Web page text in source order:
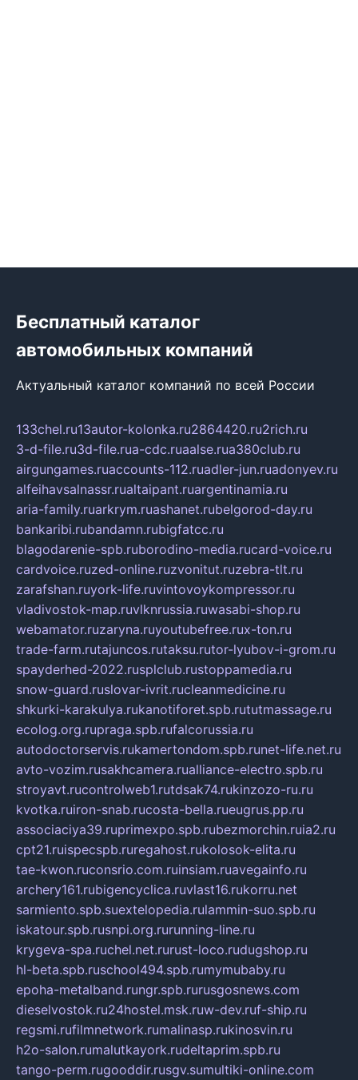
Бесплатный каталог
автомобильных компаний
Актуальный каталог компаний по всей России
133chel.ru13autor-kolonka.ru2864420.ru2rich.ru
3-d-file.ru3d-file.rua-cdc.ruaalse.rua380club.ru
airgungames.ruaccounts-112.ruadler-jun.ruadonyev.ru
alfeihavsalnassr.rualtaipant.ruargentinamia.ru
aria-family.ruarkrym.ruashanet.rubelgorod-day.ru
bankaribi.rubandamn.rubigfatcc.ru
blagodarenie-spb.ruborodino-media.rucard-voice.ru
cardvoice.ruzed-online.ruzvonitut.ruzebra-tlt.ru
zarafshan.ruyork-life.ruvintovoykompressor.ru
vladivostok-map.ruvlknrussia.ruwasabi-shop.ru
webamator.ruzaryna.ruyoutubefree.rux-ton.ru
trade-farm.rutajuncos.rutaksu.rutor-lyubov-i-grom.ru
spayderhed-2022.rusplclub.rustoppamedia.ru
snow-guard.ruslovar-ivrit.rucleanmedicine.ru
shkurki-karakulya.rukanotiforet.spb.rututmassage.ru
ecolog.org.rupraga.spb.rufalcorussia.ru
autodoctorservis.rukamertondom.spb.runet-life.net.ru
avto-vozim.rusakhcamera.rualliance-electro.spb.ru
stroyavt.rucontrolweb1.rutdsak74.rukinzozo-ru.ru
kvotka.ruiron-snab.rucosta-bella.rueugrus.pp.ru
associaciya39.ruprimexpo.spb.rubezmorchin.ruia2.ru
cpt21.ruispecspb.ruregahost.rukolosok-elita.ru
tae-kwon.ruconsrio.com.ruinsiam.ruavegainfo.ru
archery161.rubigencyclica.ruvlast16.rukorru.net
sarmiento.spb.suextelopedia.rulammin-suo.spb.ru
iskatour.spb.rusnpi.org.rurunning-line.ru
krygeva-spa.ruchel.net.rurust-loco.rudugshop.ru
hl-beta.spb.ruschool494.spb.rumymubaby.ru
epoha-metalband.rungr.spb.rurusgosnews.com
dieselvostok.ru24hostel.msk.ruw-dev.ruf-ship.ru
regsmi.rufilmnetwork.rumalinasp.rukinosvin.ru
h2o-salon.rumalutkayork.rudeltaprim.spb.ru
tango-perm.rugooddir.rusgv.sumultiki-online.com